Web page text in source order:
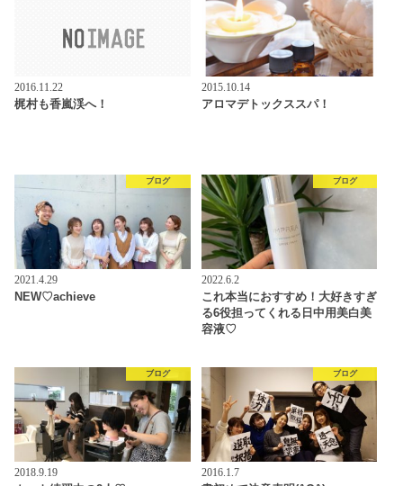
2016.11.22
梶村も香嵐渓へ！
2015.10.14
アロマデトックススパ！
ブログ
2021.4.29
NEW♡achieve
ブログ
2022.6.2
これ本当におすすめ！大好きすぎ
る6役担ってくれる日中用美白美
容液♡
ブログ
2018.9.19
ブログ
2016.1.7